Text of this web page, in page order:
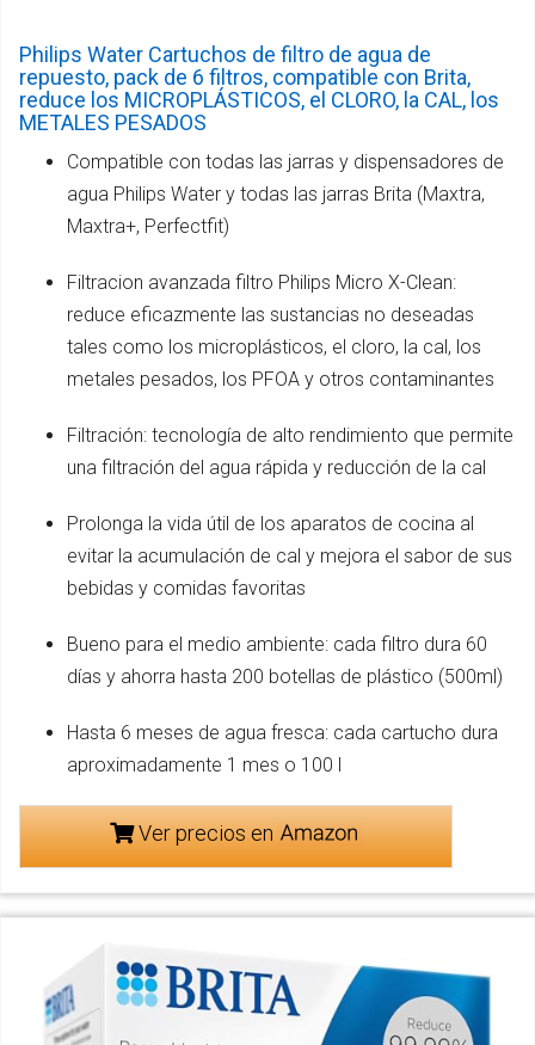
Philips Water Cartuchos de filtro de agua de
repuesto, pack de 6 filtros, compatible con Brita,
reduce los MICROPLÁSTICOS, el CLORO, la CAL, los
METALES PESADOS
Compatible con todas las jarras y dispensadores de
agua Philips Water y todas las jarras Brita (Maxtra,
Maxtra+, Perfectfit)
Filtracion avanzada filtro Philips Micro X-Clean:
reduce eficazmente las sustancias no deseadas
tales como los microplásticos, el cloro, la cal, los
metales pesados, los PFOA y otros contaminantes
Filtración: tecnología de alto rendimiento que permite
una filtración del agua rápida y reducción de la cal
Prolonga la vida útil de los aparatos de cocina al
evitar la acumulación de cal y mejora el sabor de sus
bebidas y comidas favoritas
Bueno para el medio ambiente: cada filtro dura 60
días y ahorra hasta 200 botellas de plástico (500ml)
Hasta 6 meses de agua fresca: cada cartucho dura
aproximadamente 1 mes o 100 l
Ver precios en